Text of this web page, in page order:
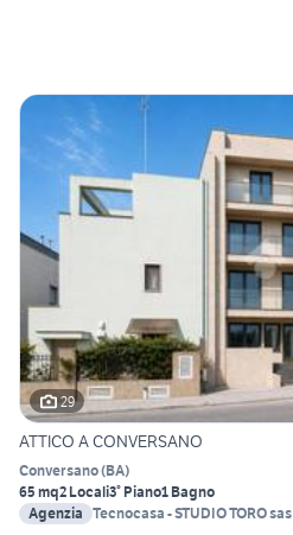
29
ATTICO A CONVERSANO
Conversano(BA)
65 mq2 Locali3° Piano1 Bagno
Agenzia Tecnocasa - STUDIO TORO sas